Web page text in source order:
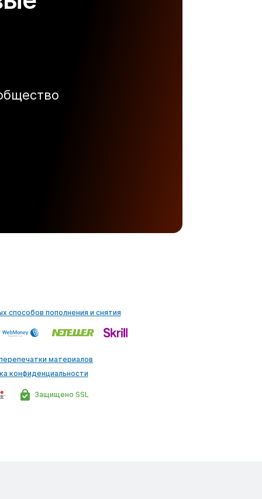
способов пополнения и снятия
Защищено SSL
материалов
конфиденциальности